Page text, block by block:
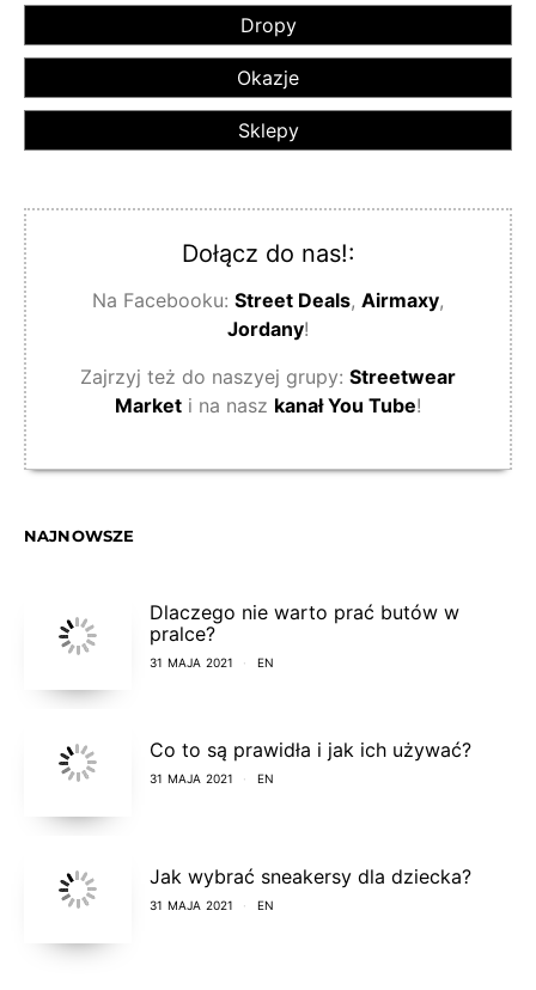
Dropy
Okazje
Sklepy
Dołącz do nas!:
Na Facebooku: Street Deals, Airmaxy,
Jordany!
Zajrzyj też do naszyej grupy: Streetwear
Market i na nasz kanał You Tube!
NAJNOWSZE
Dlaczego nie warto prać butów w
pralce?
31 MAJA 2021 EN
Co to są prawidła i jak ich używać?
31 MAJA 2021 EN
Jak wybrać sneakersy dla dziecka?
31 MAJA 2021 EN